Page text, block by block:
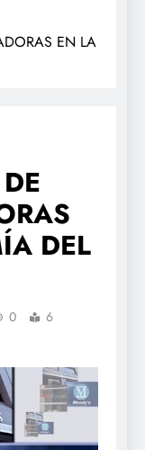
EN LA
DEL
0
6